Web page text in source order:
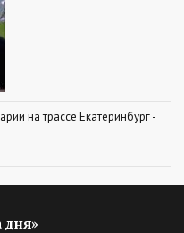
на трассе Екатеринбург -
дня»